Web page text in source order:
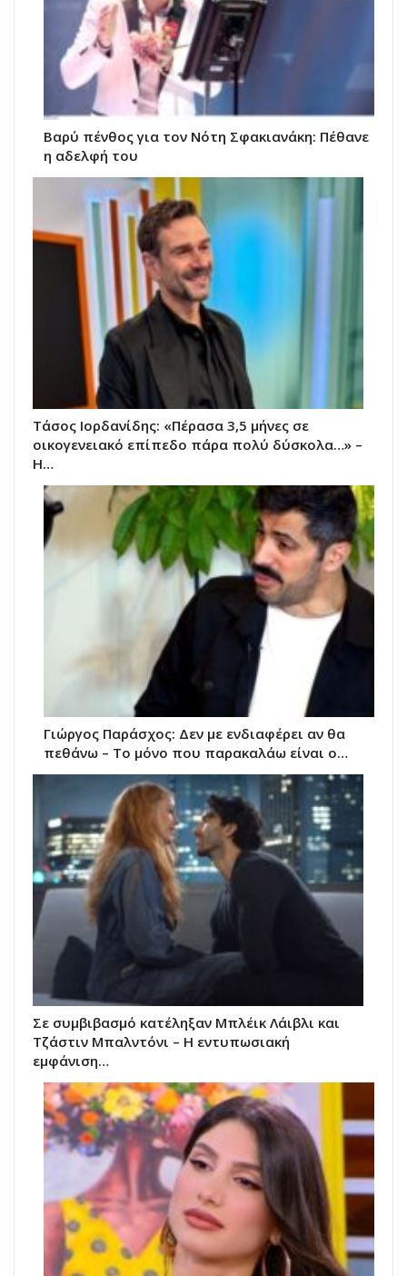
Βαρύ πένθος για τον Νότη Σφακιανάκη: Πέθανε
η αδελφή του
Τάσος Ιορδανίδης: «Πέρασα 3,5 μήνες σε
οικογενειακό επίπεδο πάρα πολύ δύσκολα…» –
Η…
Γιώργος Παράσχος: Δεν με ενδιαφέρει αν θα
πεθάνω – Το μόνο που παρακαλάω είναι ο…
Σε συμβιβασμό κατέληξαν Μπλέικ Λάιβλι και
Τζάστιν Μπαλντόνι – Η εντυπωσιακή
εμφάνιση…